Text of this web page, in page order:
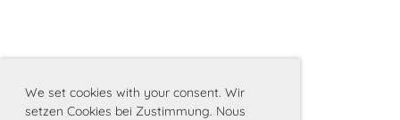
We set cookies with your consent. Wir
setzen Cookies bei Zustimmung. Nous